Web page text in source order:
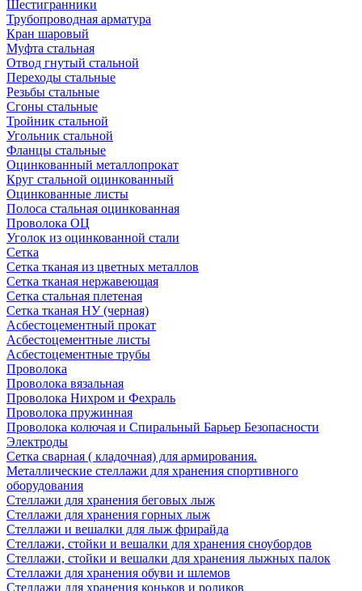
Шестигранники
Трубопроводная арматура
Кран шаровый
Муфта стальная
Отвод гнутый стальной
Переходы стальные
Резьбы стальные
Сгоны стальные
Тройник стальной
Угольник стальной
Фланцы стальные
Оцинкованный металлопрокат
Круг стальной оцинкованный
Оцинкованные листы
Полоса стальная оцинкованная
Проволока ОЦ
Уголок из оцинкованной стали
Сетка
Сетка тканая из цветных металлов
Сетка тканая нержавеющая
Сетка стальная плетеная
Сетка тканая НУ (черная)
Асбестоцементный прокат
Асбестоцементные листы
Асбестоцементные трубы
Проволока
Проволока вязальная
Проволока Нихром и Фехраль
Проволока пружинная
Проволока колючая и Спиральный Барьер Безопасности
Электроды
Сетка сварная ( кладочная) для армирования.
Металлические стеллажи для хранения спортивного
оборудования
Стеллажи для хранения беговых лыж
Стеллажи для хранения горных лыж
Стеллажи и вешалки для лыж фрирайда
Стеллажи, стойки и вешалки для хранения сноубордов
Стеллажи, стойки и вешалки для хранения лыжных палок
Стеллажи для хранения обуви и шлемов
Стеллажи для хранения коньков и роликов